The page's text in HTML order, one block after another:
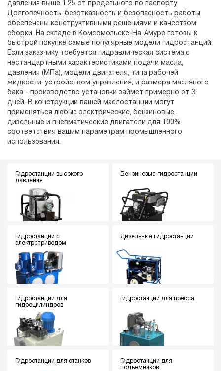
давления выше 1,25 от предельного по паспорту.
Долговечность, безотказность и безопасность работы
обеспечены конструктивными решениями и качеством
сборки. На складе в Комсомольске-На-Амуре готовы к
быстрой покупке самые популярные модели гидростанций.
Если заказчику требуется гидравлическая система с
нестандартными характеристиками подачи масла,
давления (МПа), модели двигателя, типа рабочей
жидкости, устройством управления, и размера масляного
бака - производство установки займет примерно от 3
дней. В конструкции вашей маслостанции могут
применяться любые электрические, бензиновые,
дизельные и пневматические двигатели для 100%
соответствия вашим параметрам промышленного
использования.
Гидростанции высокого
давления
Бензиновые гидростанции
Гидростанции с
электроприводом
Дизельные гидростанции
Гидростанции для
гидроцилиндров
Гидростанции для пресса
Гидростанции для станков
Гидростанции для
подъёмников